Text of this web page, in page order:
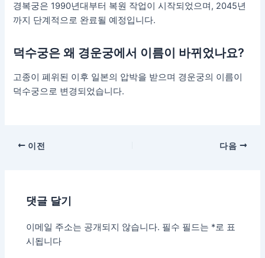
경복궁은 1990년대부터 복원 작업이 시작되었으며, 2045년
까지 단계적으로 완료될 예정입니다.
덕수궁은 왜 경운궁에서 이름이 바뀌었나요?
고종이 폐위된 이후 일본의 압박을 받으며 경운궁의 이름이
덕수궁으로 변경되었습니다.
이전 다음
댓글 달기
이메일 주소는 공개되지 않습니다. 필수 필드는 *로 표
시됩니다